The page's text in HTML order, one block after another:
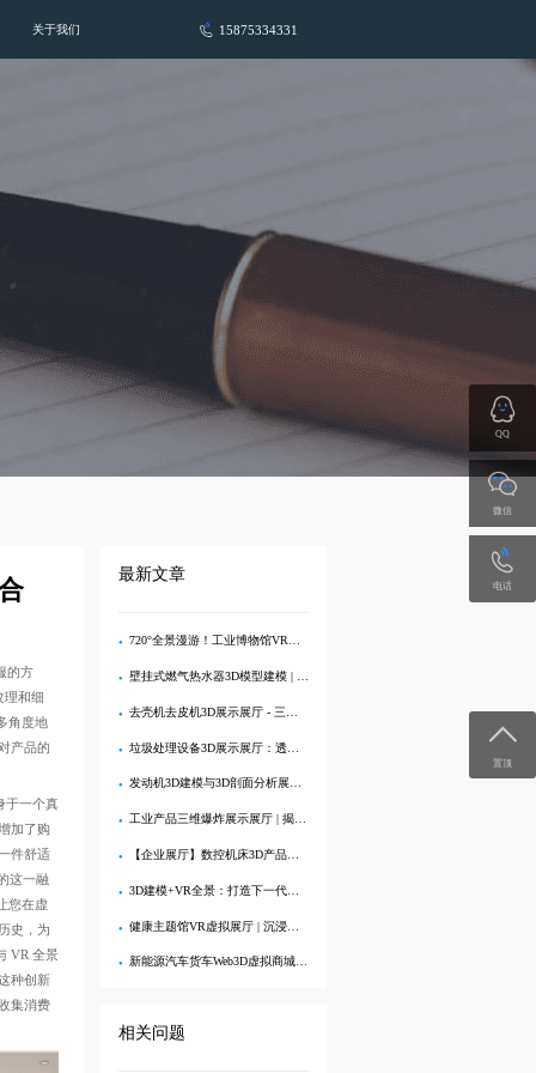
关于我们 15875334331
的方
理和细
角度地
产品的
于一个真
加了购
件舒适
这一融
您在虚
史，为
VR 全景
种创新
集消费
最新文章
720°全景漫游！工业博物馆VR虚拟展厅3D交互展示
壁挂式燃气热水器3D模型建模 | 专业VR效果图制作与可视化展示
去壳机去皮机3D展示展厅 - 三维建模剖析内部结构
垃圾处理设备3D展示展厅：透视分解，直观呈现工艺亮点
发动机3D建模与3D剖面分析展示展厅：深度解析内部结构
工业产品三维爆炸展示展厅 | 揭秘内部精密结构的3D交互
【企业展厅】数控机床3D产品展示中心 - 在线沉浸式体验
3D建模+VR全景：打造下一代生态旅游数字展厅
健康主题馆VR虚拟展厅 | 沉浸式3D健康科普
新能源汽车货车Web3D虚拟商城：打造沉浸式线上购车体验
相关问题
QQ
微信
电话
置顶